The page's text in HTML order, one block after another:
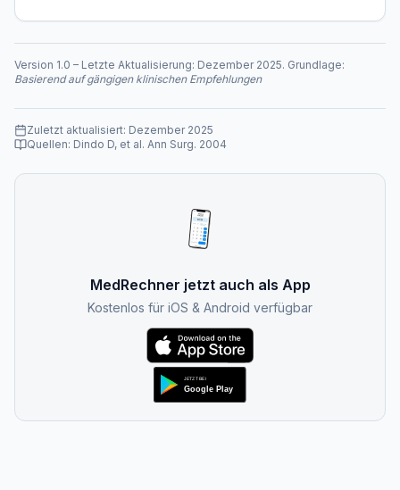
Version 1.0 – Letzte Aktualisierung: Dezember 2025. Grundlage:
Basierend auf gängigen klinischen Empfehlungen
Zuletzt aktualisiert: Dezember 2025
Quellen: Dindo D, et al. Ann Surg. 2004
MedRechner jetzt auch als App
Kostenlos für iOS & Android verfügbar